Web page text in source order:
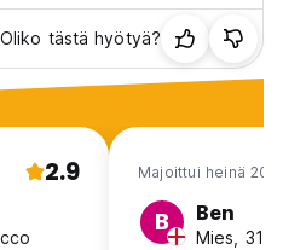
lahjakkaine
koripallokenttineen ja
Venetsiassa mahdollisimman
ja mukavuudet:
vieraille, WiFi,
Oliko tästä hyötyä?
2.9 Majoittui heinä
B Ben
Mies, 31-